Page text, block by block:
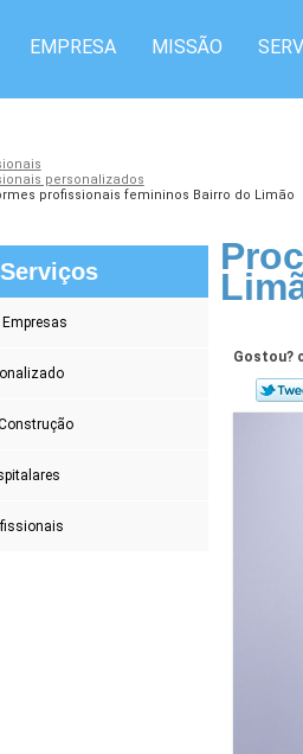
EMPRESA MISSÃO
personalizados
profissionais femininos Bairro do Limão
Serviços
Gostou?